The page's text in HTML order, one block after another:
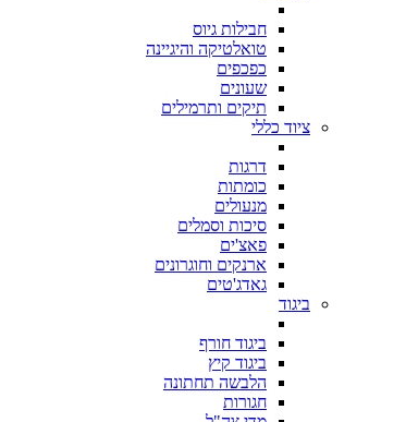
חבילות גיוס
טואלטיקה והיגיינה
כפכפים
שעונים
תיקים ותרמילים
ציוד כללי
דרגות
כומתות
מנעולים
סיכות וסמלים
פאצ'ים
ארנקים וחוגרונים
גאדג'טים
ביגוד
ביגוד חורף
ביגוד קיץ
הלבשה תחתונה
חגורות